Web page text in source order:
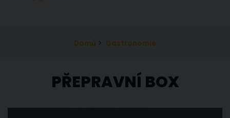
Domů > Gastronomie
PŘEPRAVNÍ BOX